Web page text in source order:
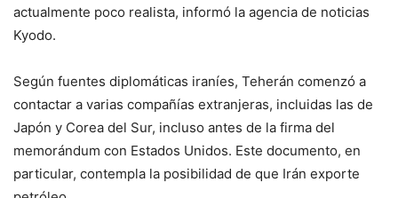
actualmente poco realista, informó la agencia de noticias
Kyodo.
Según fuentes diplomáticas iraníes, Teherán comenzó a
contactar a varias compañías extranjeras, incluidas las de
Japón y Corea del Sur, incluso antes de la firma del
memorándum con Estados Unidos. Este documento, en
particular, contempla la posibilidad de que Irán exporte